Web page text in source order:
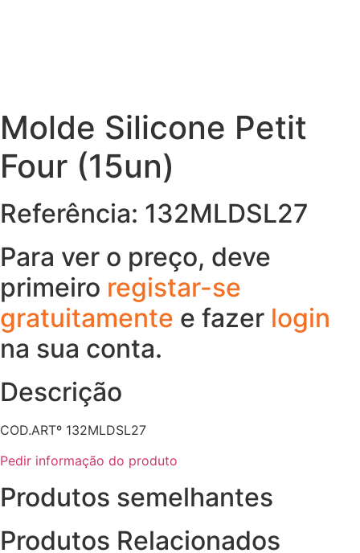
Molde Silicone Petit
Four (15un)
Referência: 132MLDSL27
Para ver o preço, deve
primeiro registar-se
gratuitamente e fazer login
na sua conta.
Descrição
COD.ARTº 132MLDSL27
Pedir informação do produto
Produtos semelhantes
Produtos Relacionados